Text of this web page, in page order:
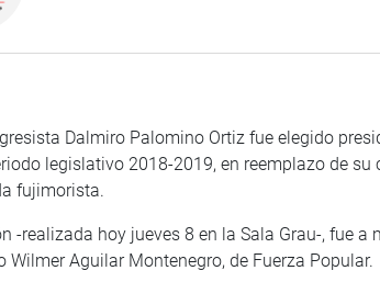
Dalmiro Palomino Ortiz fue elegido
legislativo 2018-2019, en reemplazo de
fujimorista.
-realizada hoy jueves 8 en la Sala Grau-, fue
Wilmer Aguilar Montenegro, de Fuerza Popular.